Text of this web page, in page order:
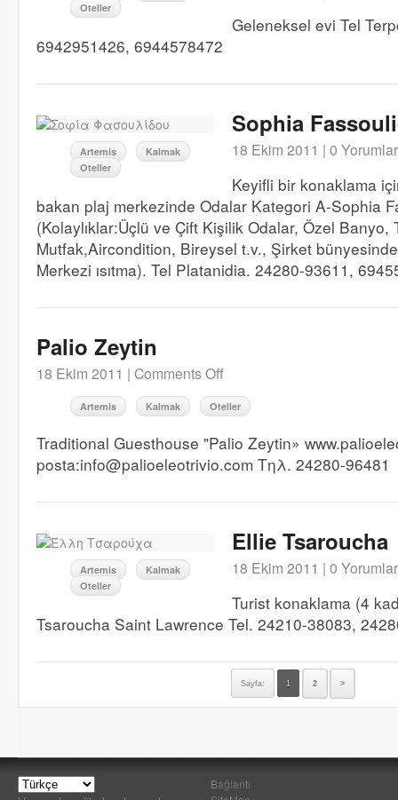
Oteller
Geleneksel evi Tel
6942951426, 6944578472
Artemis
Kalmak
Oteller
Sophia
18 Ekim 2011 | 0 Yorumlar
Keyifli bir konaklama
bakan plaj merkezinde Odalar Kategori A-Sophia
(Kolaylıklar:Üçlü ve Çift Kişilik Odalar, Özel Banyo,
Mutfak,Aircondition, Bireysel t.v., Şirket
Merkezi ısıtma). Tel Platanidia. 24280-93611,
Palio Zeytin
18 Ekim 2011 | Comments Off
Artemis Kalmak Oteller
Traditional Guesthouse "Palio Zeytin»
posta:info@palioeleotrivio.com Τηλ. 24280-96481
Artemis
Kalmak
Oteller
Ellie Tsaroucha
18 Ekim 2011 | 0 Yorumlar
Turist konaklama (4
Tsaroucha Saint Lawrence Tel. 24210-38083,
Sayfa: 1 2 >
Bağlantı